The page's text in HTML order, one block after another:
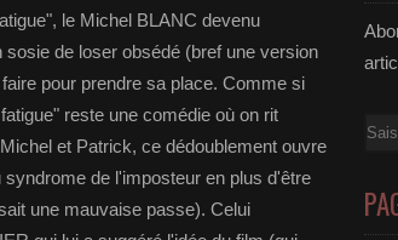
le Michel BLANC devenu
de loser obsédé (bref une version
pour prendre sa place. Comme si
reste une comédie où on rit
et Patrick, ce dédoublement ouvre
de l'imposteur en plus d'être
une mauvaise passe). Celui